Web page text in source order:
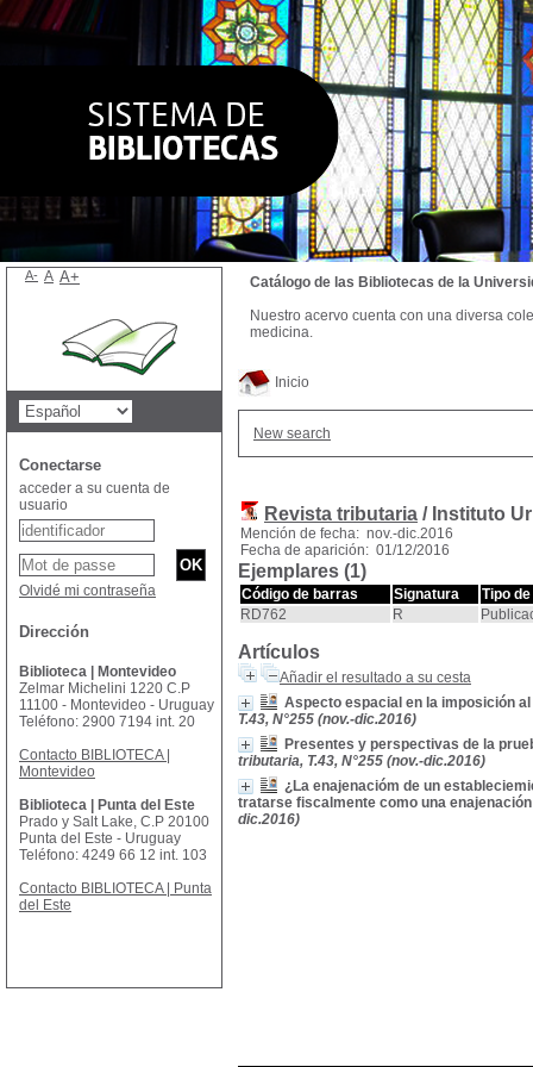
Inicio
New search
Revista tributaria / Instituto
Mención de fecha: nov.-dic.2016
Fecha de aparición: 01/12/2016
Ejemplares (1)
Código de barras Signatura
Tipo
RD762
R
Artículos
Añadir el resultado a su cesta
Aspecto espacial en la imposición
T.43, N°255 (nov.-dic.2016)
Presentes y perspectivas de la
tributaria, T.43, N°255 (nov.-dic.2016)
¿La enajenacióm de un
tratarse fiscalmente como una
dic.2016)
Catálogo de las Bibliotecas de la
Nuestro acervo cuenta con una diversa
medicina.
A- A A+
Conectarse
acceder a su cuenta de
usuario
Olvidé mi contraseña
Dirección
Biblioteca | Montevideo
Zelmar Michelini 1220 C.P
11100 - Montevideo - Uruguay
Teléfono: 2900 7194 int. 20
Contacto BIBLIOTECA |
Montevideo
Biblioteca | Punta del Este
Prado y Salt Lake, C.P 20100
Punta del Este - Uruguay
Teléfono: 4249 66 12 int. 103
Contacto BIBLIOTECA | Punta
del Este